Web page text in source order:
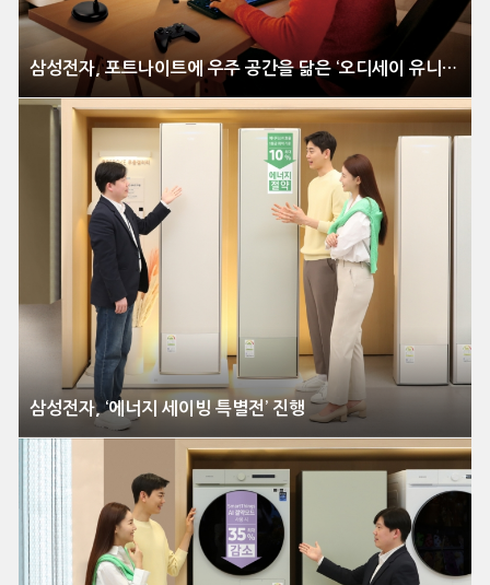
삼성전자, 포트나이트에 우주 공간을 닮은 ‘오디세이 유니버스’ 맵 공개
삼성전자, ‘에너지 세이빙 특별전’ 진행